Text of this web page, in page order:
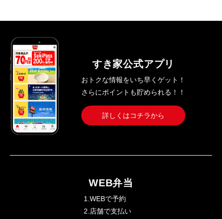
すき家公式アプリ
おトクな情報をいち早くゲット！
さらにポイントも貯められる！！
詳しくはコチラから
WEB弁当
1.WEBで予約
2.店舗で支払い